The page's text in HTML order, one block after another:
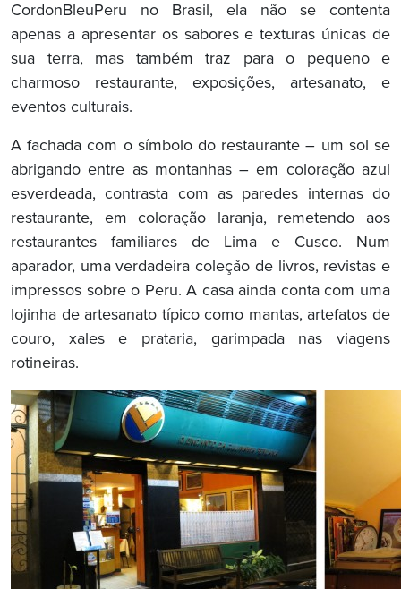
CordonBleuPeru no Brasil, ela não se contenta
apenas a apresentar os sabores e texturas únicas de
sua terra, mas também traz para o pequeno e
charmoso restaurante, exposições, artesanato, e
eventos culturais.
A fachada com o símbolo do restaurante – um sol se
abrigando entre as montanhas – em coloração azul
esverdeada, contrasta com as paredes internas do
restaurante, em coloração laranja, remetendo aos
restaurantes familiares de Lima e Cusco. Num
aparador, uma verdadeira coleção de livros, revistas e
impressos sobre o Peru. A casa ainda conta com uma
lojinha de artesanato típico como mantas, artefatos de
couro, xales e prataria, garimpada nas viagens
rotineiras.